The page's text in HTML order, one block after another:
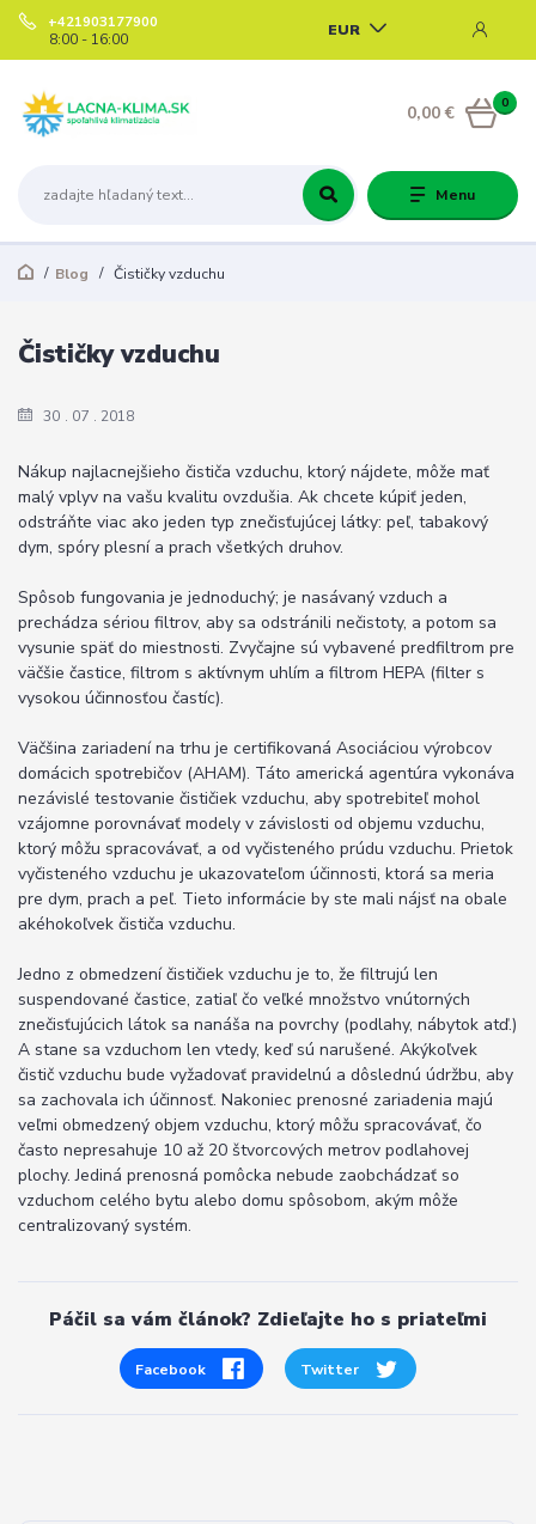
Menu
EUR
+421903177900
8:00 - 16:00
0
0,00 €
Blog Čističky vzduchu
30 07 2018
Čističky vzduchu
Nákup najlacnejšieho čističa vzduchu, ktorý nájdete, môže mať
malý vplyv na vašu kvalitu ovzdušia. Ak chcete kúpiť jeden,
odstráňte viac ako jeden typ znečisťujúcej látky: peľ, tabakový
dym, spóry plesní a prach všetkých druhov.
Spôsob fungovania je jednoduchý; je nasávaný vzduch a
prechádza sériou filtrov, aby sa odstránili nečistoty, a potom sa
vysunie späť do miestnosti. Zvyčajne sú vybavené predfiltrom pre
väčšie častice, filtrom s aktívnym uhlím a filtrom HEPA (filter s
vysokou účinnosťou častíc).
Väčšina zariadení na trhu je certifikovaná Asociáciou výrobcov
domácich spotrebičov (AHAM). Táto americká agentúra vykonáva
nezávislé testovanie čističiek vzduchu, aby spotrebiteľ mohol
vzájomne porovnávať modely v závislosti od objemu vzduchu,
ktorý môžu spracovávať, a od vyčisteného prúdu vzduchu. Prietok
vyčisteného vzduchu je ukazovateľom účinnosti, ktorá sa meria
pre dym, prach a peľ. Tieto informácie by ste mali nájsť na obale
akéhokoľvek čističa vzduchu.
Jedno z obmedzení čističiek vzduchu je to, že filtrujú len
suspendované častice, zatiaľ čo veľké množstvo vnútorných
znečisťujúcich látok sa nanáša na povrchy (podlahy, nábytok atď.)
A stane sa vzduchom len vtedy, keď sú narušené. Akýkoľvek
čistič vzduchu bude vyžadovať pravidelnú a dôslednú údržbu, aby
sa zachovala ich účinnosť. Nakoniec prenosné zariadenia majú
veľmi obmedzený objem vzduchu, ktorý môžu spracovávať, čo
často nepresahuje 10 až 20 štvorcových metrov podlahovej
plochy.Jediná prenosná pomôcka nebude zaobchádzať so
vzduchom celého bytu alebo domu spôsobom, akým môže
centralizovaný systém.
Páčil sa vám článok? Zdieľajte ho s priateľmi
Facebook Twitter